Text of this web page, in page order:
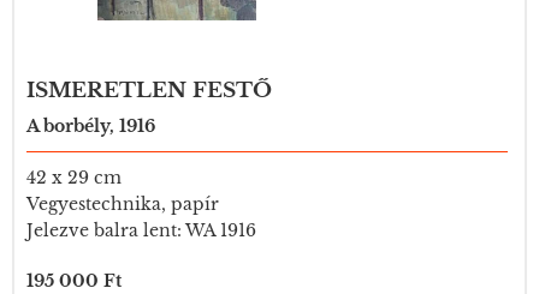
ISMERETLEN FESTŐ
A borbély, 1916
42 x 29 cm
Vegyestechnika, papír
Jelezve balra lent: WA 1916
195 000 Ft